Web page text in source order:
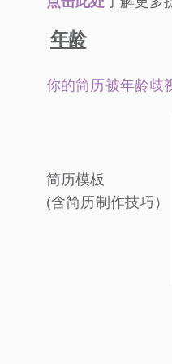
年龄
你的简历被年龄歧
简历模板
(含简历制作技巧）